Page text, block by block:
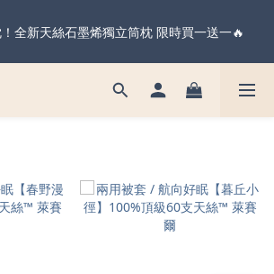
下單 父親節前到貨 ✨
全新天絲石墨烯獨立筒枕 限時買一送一🔥
系列＆純棉雙層紗 不限金額 享 88 折！現在